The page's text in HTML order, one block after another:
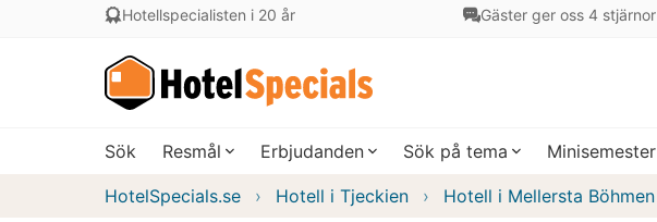
Hotellspecialisten i 20 år Gäster ger oss 4 stjärnor
Sök Resmål Erbjudanden Sök på tema Minisemester
HotelSpecials.se Hotell i Tjeckien Hotell i Mellersta Böhmen